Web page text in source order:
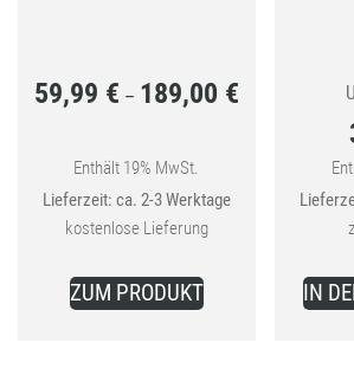
59,99 € – 189,00 €Preisspanne:
189,00 €
Enthält 19% MwSt.
Lieferzeit: ca. 2-3 Werktage
kostenlose Lieferung
ZUM PRODUKTProdukt
IN